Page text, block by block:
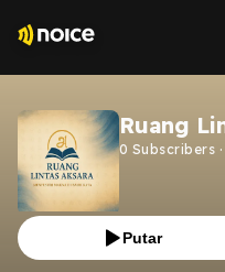
Ruang
0 Subscribers ·
Putar